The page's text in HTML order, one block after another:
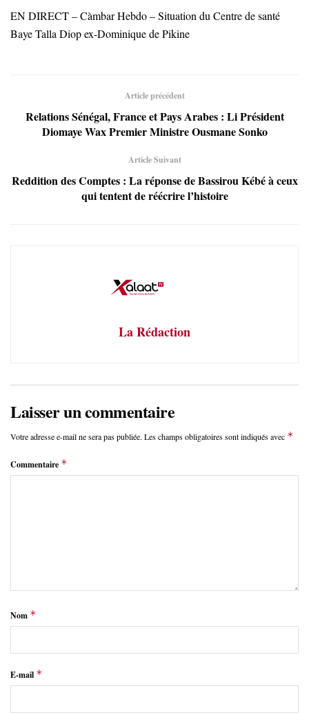
EN DIRECT – Càmbar Hebdo – Situation du Centre de santé
Baye Talla Diop ex-Dominique de Pikine
Article précédent
Relations Sénégal, France et Pays Arabes : Li Président
Diomaye Wax Premier Ministre Ousmane Sonko
Article Suivant
Reddition des Comptes : La réponse de Bassirou Kébé à ceux
qui tentent de réécrire l’histoire
La Rédaction
Laisser un commentaire
Votre adresse e-mail ne sera pas publiée. Les champs obligatoires sont indiqués avec *
Commentaire *
Nom *
E-mail *